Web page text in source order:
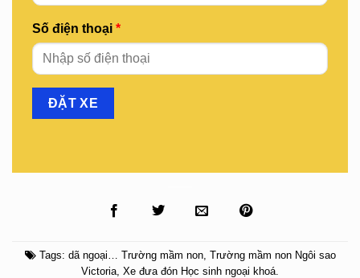
Số điện thoại *
Tags: dã ngoại… Trường mầm non, Trường mầm non Ngôi sao
Victoria Xe đưa đón Học sinh ngoại khoá